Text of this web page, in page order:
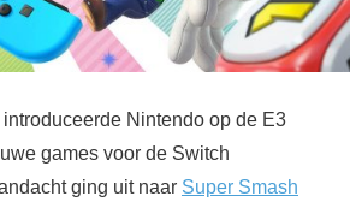
Nintendo op de E3
games voor de Switch
ging uit naar Super Smash